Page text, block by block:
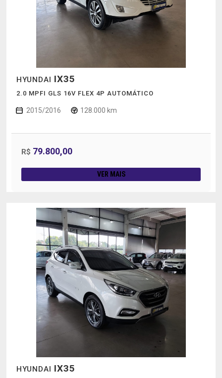
HYUNDAI IX35
2.0 MPFI GLS 16V FLEX 4P AUTOMÁTICO
2015/2016 128.000 km
R$ 79.800,00
VER MAIS
HYUNDAI IX35